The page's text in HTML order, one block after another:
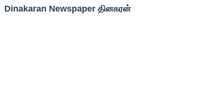
Dinakaran Newspaper தினகரன்